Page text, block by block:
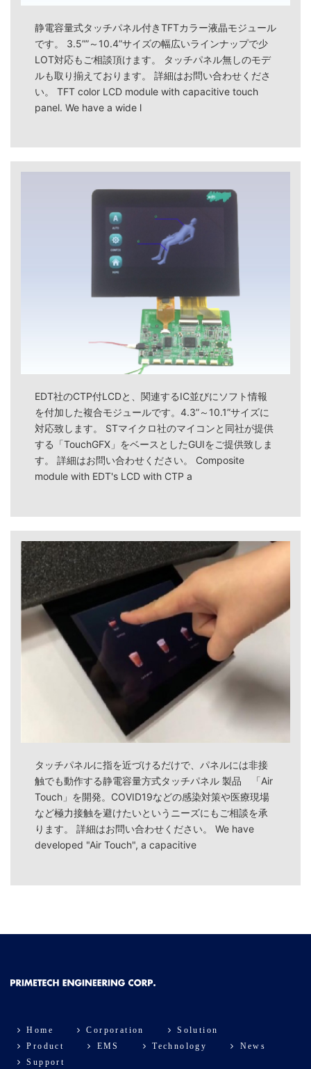
静電容量式タッチパネル付きTFTカラー液晶モジュール
です。 3.5””～10.4”サイズの幅広いラインナップで少
LOT対応もご相談頂けます。 タッチパネル無しのモデ
ルも取り揃えております。 詳細はお問い合わせくださ
い。 TFT color LCD module with capacitive touch
panel. We have a wide l
EDT社のCTP付LCDと、関連するIC並びにソフト情報
を付加した複合モジュールです。4.3”～10.1”サイズに
対応致します。 STマイクロ社のマイコンと同社が提供
する「TouchGFX」をベースとしたGUIをご提供致しま
す。 詳細はお問い合わせください。 Composite
module with EDT's LCD with CTP a
タッチパネルに指を近づけるだけで、パネルには非接
触でも動作する静電容量方式タッチパネル 製品 「Air
Touch」を開発。COVID19などの感染対策や医療現場
など極力接触を避けたいというニーズにもご相談を承
ります。 詳細はお問い合わせください。 We have
developed "Air Touch", a capacitive
Home Corporation
Solution
Product
EMS Technology
News
Support